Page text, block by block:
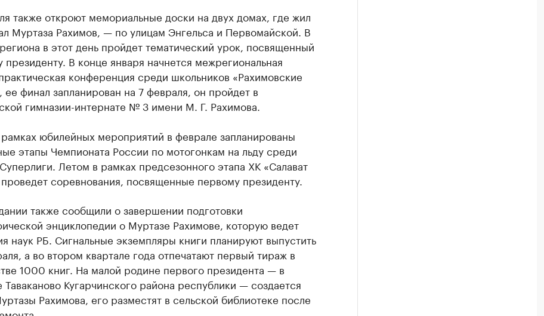
также откроют мемориальные доски на двух домах, где жил
Муртаза Рахимов, — по улицам Энгельса и Первомайской. В
в этот день пройдет тематический урок, посвященный
президенту. В конце января начнется межрегиональная
конференция среди школьников «Рахимовские
ее финал запланирован на 7 февраля, он пройдет в
гимназии-интернате № 3 имени М. Г. Рахимова.
юбилейных мероприятий в феврале запланированы
этапы Чемпионата России по мотогонкам на льду среди
Летом в рамках предсезонного этапа ХК «Салават
соревнования, посвященные первому президенту.
также сообщили о завершении подготовки
энциклопедии о Муртазе Рахимове, которую ведет
наук РБ. Сигнальные экземпляры книги планируют выпустить
а во втором квартале года отпечатают первый тираж в
1000 книг. На малой родине первого президента — в
Таваканово Кугарчинского района республики — создается
Рахимова, его разместят в сельской библиотеке после